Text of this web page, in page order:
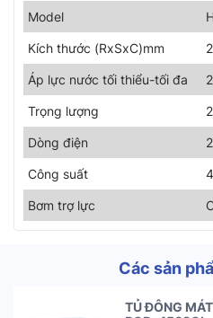
Model
Kích thước (RxSxC)mm
Áp lực nước tối thiểu-tối đa
Trọng lượng
Dòng điện
Công suất
Bơm trợ lực
Các sản
TỦ ĐÔNG